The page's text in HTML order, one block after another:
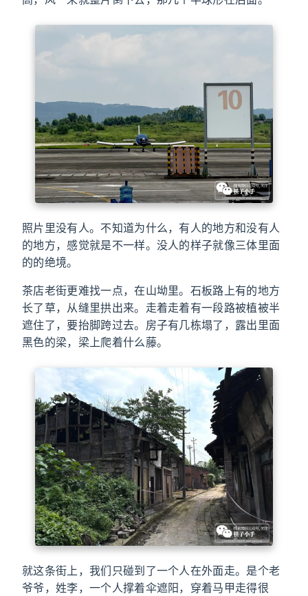
照片里没有人。不知道为什么，有人的地方和没有人
的地方，感觉就是不一样。没人的样子就像三体里面
的的绝境。
茶店老街更难找一点，在山坳里。石板路上有的地方
长了草，从缝里拱出来。走着走着有一段路被植被半
遮住了，要抬脚跨过去。房子有几栋塌了，露出里面
黑色的梁，梁上爬着什么藤。
就这条街上，我们只碰到了一个人在外面走。是个老
爷爷，姓李，一个人撑着伞遮阳，穿着马甲走得很